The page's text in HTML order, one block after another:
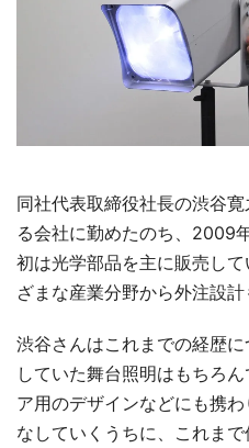
同社代表取締役社長の渋谷
る会社に勤めたのち、2009
初は光学部品を主に販売し
ざまな産業分野から外注設計
渋谷さんはこれまでの経歴
していた舞台照明はもちろ
ア用のデザインなどにも携
なしていくうちに、これま